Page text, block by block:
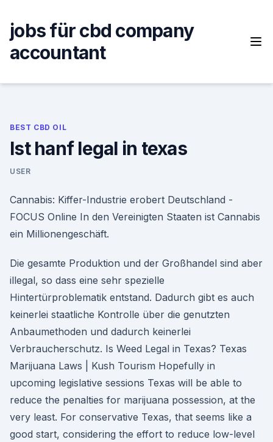
content
jobs für cbd company
accountant
BEST CBD OIL
Ist hanf legal in texas
USER
Cannabis: Kiffer-Industrie erobert Deutschland -
FOCUS Online In den Vereinigten Staaten ist Cannabis
ein Millionengeschäft.
Die gesamte Produktion und der Großhandel sind aber
illegal, so dass eine sehr spezielle
Hintertürproblematik entstand. Dadurch gibt es auch
keinerlei staatliche Kontrolle über die genutzten
Anbaumethoden und dadurch keinerlei
Verbraucherschutz. Is Weed Legal in Texas? Texas
Marijuana Laws | Kush Tourism Hopefully in
upcoming legislative sessions Texas will be able to
reduce the penalties for marijuana possession, at the
very least. For conservative Texas, that seems like a
good start, considering the effort to reduce low-level